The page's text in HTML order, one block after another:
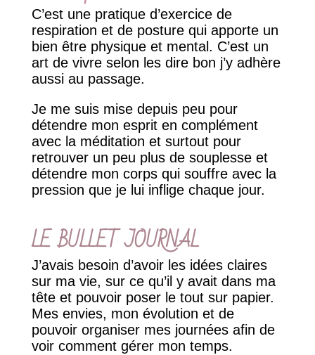
C’est une pratique d’exercice de
respiration et de posture qui apporte un
bien être physique et mental. C’est un
art de vivre selon les dire bon j’y adhère
aussi au passage.
Je me suis mise depuis peu pour
détendre mon esprit en complément
avec la méditation et surtout pour
retrouver un peu plus de souplesse et
détendre mon corps qui souffre avec la
pression que je lui inflige chaque jour.
LE BULLET JOURNAL
J’avais besoin d’avoir les idées claires
sur ma vie, sur ce qu’il y avait dans ma
tête et pouvoir poser le tout sur papier.
Mes envies, mon évolution et de
pouvoir organiser mes journées afin de
voir comment gérer mon temps.